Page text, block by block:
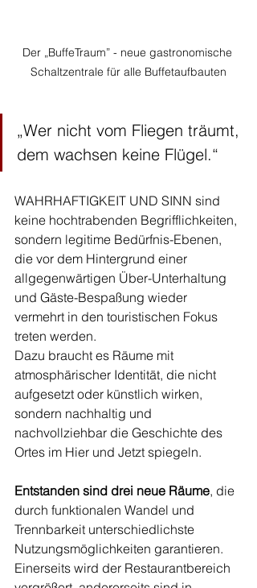
Der „BuffeTraum” - neue gastronomische
Schaltzentrale für alle Buffetaufbauten
„Wer nicht vom Fliegen träumt,
dem wachsen keine Flügel.“
WAHRHAFTIGKEIT UND SINN sind
keine hochtrabenden Begrifflichkeiten,
sondern legitime Bedürfnis-Ebenen,
die vor dem Hintergrund einer
allgegenwärtigen Über-Unterhaltung
und Gäste-Bespaßung wieder
vermehrt in den touristischen Fokus
treten werden.
Dazu braucht es Räume mit
atmosphärischer Identität, die nicht
aufgesetzt oder künstlich wirken,
sondern nachhaltig und
nachvollziehbar die Geschichte des
Ortes im Hier und Jetzt spiegeln.
Entstanden sind drei neue Räume, die
durch funktionalen Wandel und
Trennbarkeit unterschiedlichste
Nutzungsmöglichkeiten garantieren.
Einerseits wird der Restaurantbereich